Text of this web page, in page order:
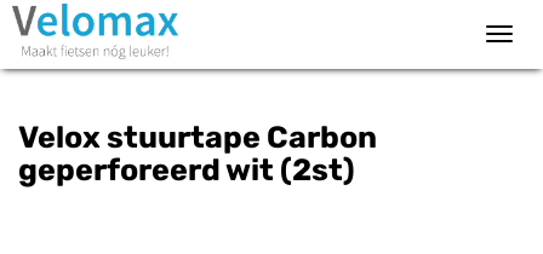
Velox stuurtape Carbon
geperforeerd wit (2st)